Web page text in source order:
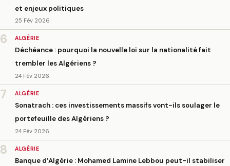
et enjeux politiques
25 Fév 2026
6 ALGÉRIE
Déchéance : pourquoi la nouvelle loi sur la nationalité fait
trembler les Algériens ?
24 Fév 2026
7 ALGÉRIE
Sonatrach : ces investissements massifs vont-ils soulager le
portefeuille des Algériens ?
24 Fév 2026
8 ALGÉRIE
Banque d’Algérie : Mohamed Lamine Lebbou peut-il stabiliser